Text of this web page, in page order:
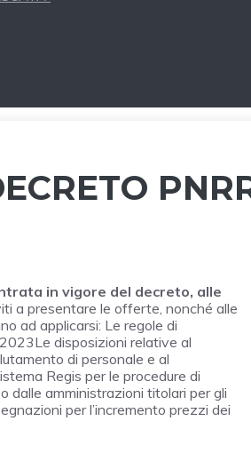
in vigore del decreto, alle
a presentare le offerte, nonché alle
ad applicarsi: Le regole di
disposizioni relative al
di personale e al
Regis per le procedure di
dalle amministrazioni titolari per gli
per l’incremento prezzi dei